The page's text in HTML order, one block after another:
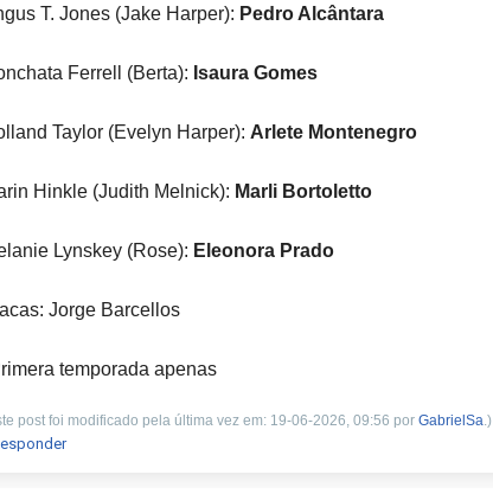
T. Jones (Jake Harper): Pedro Alcântara
Ferrell (Berta): Isaura Gomes
Taylor (Evelyn Harper): Arlete Montenegro
Hinkle (Judith Melnick): Marli Bortoletto
Lynskey (Rose): Eleonora Prado
Jorge Barcellos
temporada apenas
post foi modificado pela última vez em: 19-06-2026, 09:56 por GabrielSa.)